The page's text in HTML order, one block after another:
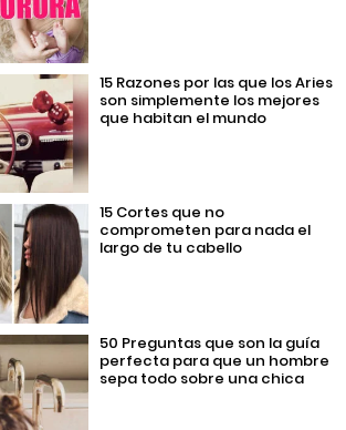
15 Razones por las que los Aries
son simplemente los mejores
que habitan el mundo
15 Cortes que no
comprometen para nada el
largo de tu cabello
50 Preguntas que son la guía
perfecta para que un hombre
sepa todo sobre una chica